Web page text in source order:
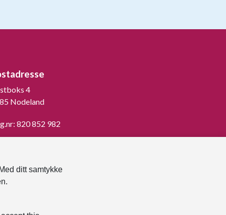
4
Nodeland
820 852 982
ditt samtykke